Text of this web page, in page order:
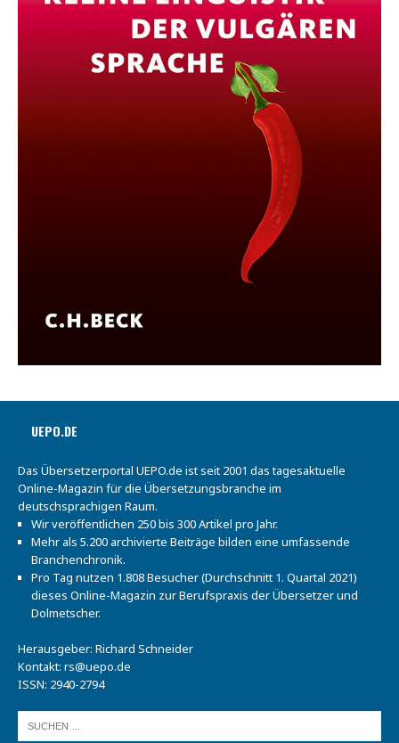
UEPO.DE
Das Übersetzerportal UEPO.de ist seit 2001 das tagesaktuelle
Online-Magazin für die Übersetzungsbranche im
deutschsprachigen Raum.
Wir veröffentlichen 250 bis 300 Artikel pro Jahr.
Mehr als 5.200 archivierte Beiträge bilden eine umfassende
Branchenchronik.
Pro Tag nutzen 1.808 Besucher (Durchschnitt 1. Quartal 2021)
dieses Online-Magazin zur Berufspraxis der Übersetzer und
Dolmetscher.
Herausgeber: Richard Schneider
Kontakt: rs@uepo.de
ISSN: 2940-2794